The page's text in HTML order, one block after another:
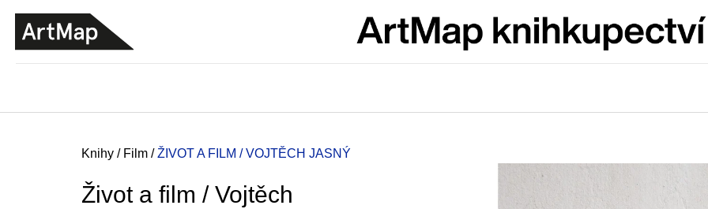
Domů
Knihy / Film / ŽIVOT A FILM / VOJTĚCH JASNÝ
Život a film / Vojtěch
ZPĚT
DO
OBCHODU
ZPĚT
DO
OBCHODU